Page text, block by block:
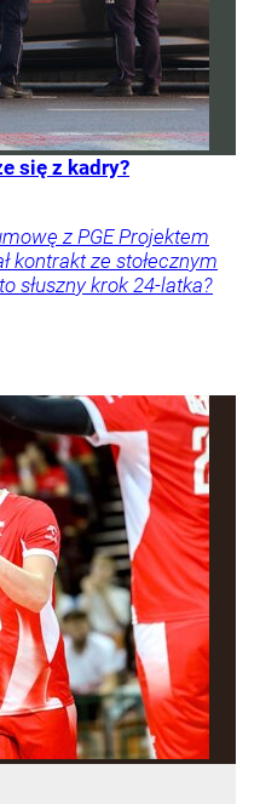
się z kadry?
z PGE Projektem
kontrakt ze stołecznym
słuszny krok 24-latka?